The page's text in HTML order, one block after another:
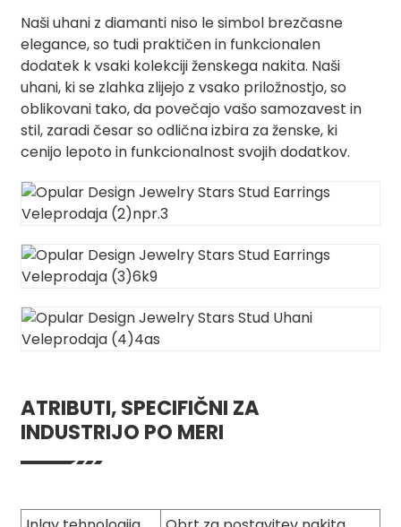
Naši uhani z diamanti niso le simbol brezčasne
elegance, so tudi praktičen in funkcionalen
dodatek k vsaki kolekciji ženskega nakita. Naši
uhani, ki se zlahka zlijejo z vsako priložnostjo, so
oblikovani tako, da povečajo vašo samozavest in
stil, zaradi česar so odlična izbira za ženske, ki
cenijo lepoto in funkcionalnost svojih dodatkov.
ATRIBUTI, SPECIFIČNI ZA
INDUSTRIJO PO MERI